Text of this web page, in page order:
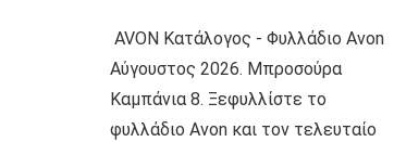
AVON Κατάλογος - Φυλλάδιο Avon
Αύγουστος 2026. Μπροσούρα
Καμπάνια 8. Ξεφυλλίστε το
φυλλάδιο Avon και τον τελευταίο